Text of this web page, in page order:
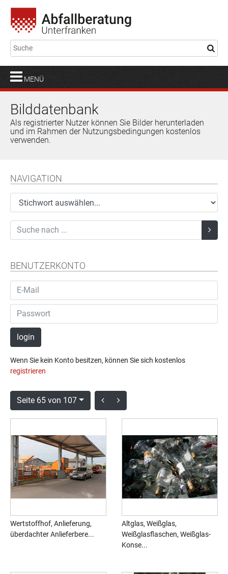
MENÜ
Bilddatenbank
Als registrierter Nutzer können Sie Bilder herunterladen
und im Rahmen der Nutzungsbedingungen kostenlos
verwenden.
NAVIGATION
BENUTZERKONTO
login
Wenn Sie kein Konto besitzen, können Sie sich kostenlos
registrieren
Seite 65 von 107
Wertstoffhof, Anlieferung,
überdachter Anlieferbere...
Altglas, Weißglas,
Weißglasflaschen, Weißglas-
Konse...